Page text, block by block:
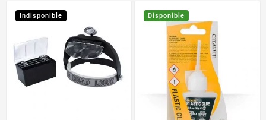
Indisponible Disponible